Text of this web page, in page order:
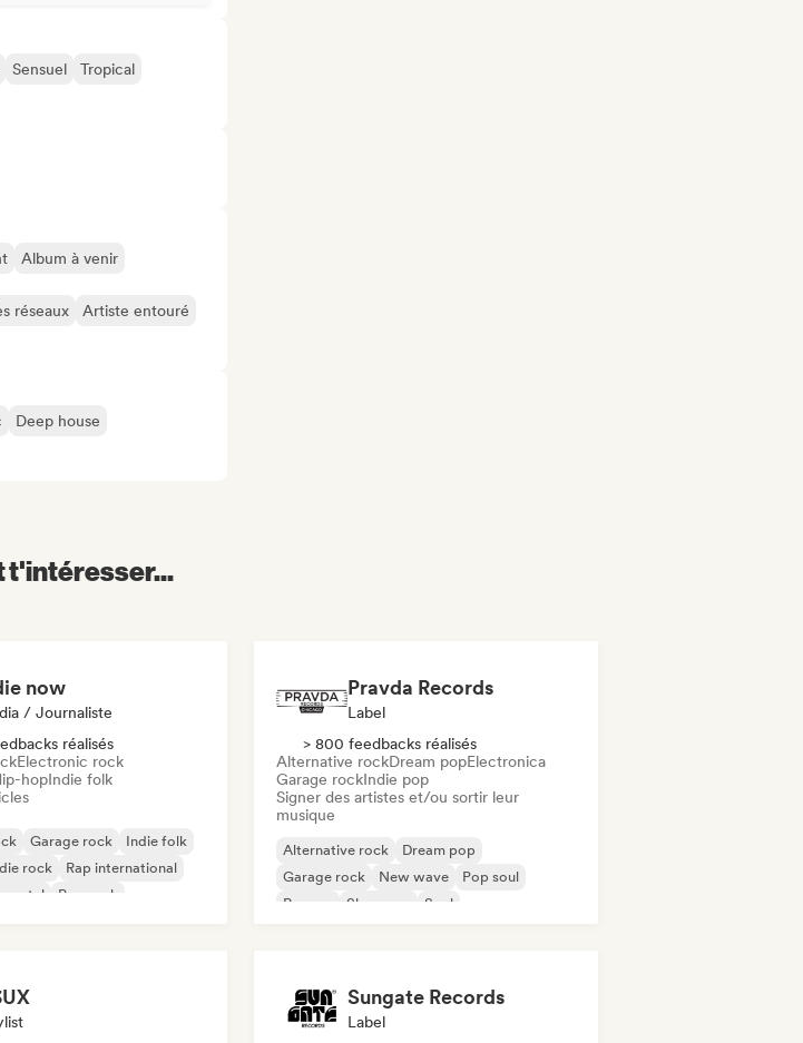
Sensuel
Tropical
Album à venir
réseaux
Artiste entouré
Deep house
t'intéresser...
now
/ Journaliste
réalisés
Electronic rock
hopIndie folk
Garage rock
Indie folk
rock
Rap international
metal
Pop rock
Pravda Records
Label
> 800 feedbacks réalisés
Alternative rockDream popElectronica
Garage rockIndie pop
Signer des artistes et/ou sortir leur
musique
Alternative rock
Dream pop
Garage rock
New wave
Pop soul
Reggae
Shoegaze Soul
Sungate Records
Label